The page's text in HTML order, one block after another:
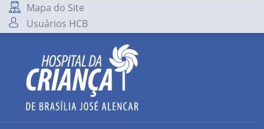
Mapa do Site
Usuários HCB